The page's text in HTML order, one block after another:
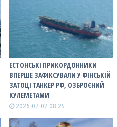
ЕСТОНСЬКІ ПРИКОРДОННИКИ
ВПЕРШЕ ЗАФІКСУВАЛИ У ФІНСЬКІЙ
ЗАТОЦІ ТАНКЕР РФ, ОЗБРОЄНИЙ
КУЛЕМЕТАМИ
2026-07-02 08:25